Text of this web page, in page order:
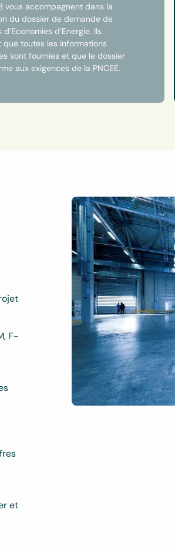
vous accompagnent dans la
du dossier de demande de
d’Energie. Ils
que toutes les informations
sont fournies et que le dossier
aux exigences de la PNCEE.
F-
et